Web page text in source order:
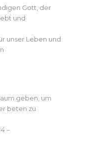
Gott, der
und
unser Leben und
geben, um
beten zu
–